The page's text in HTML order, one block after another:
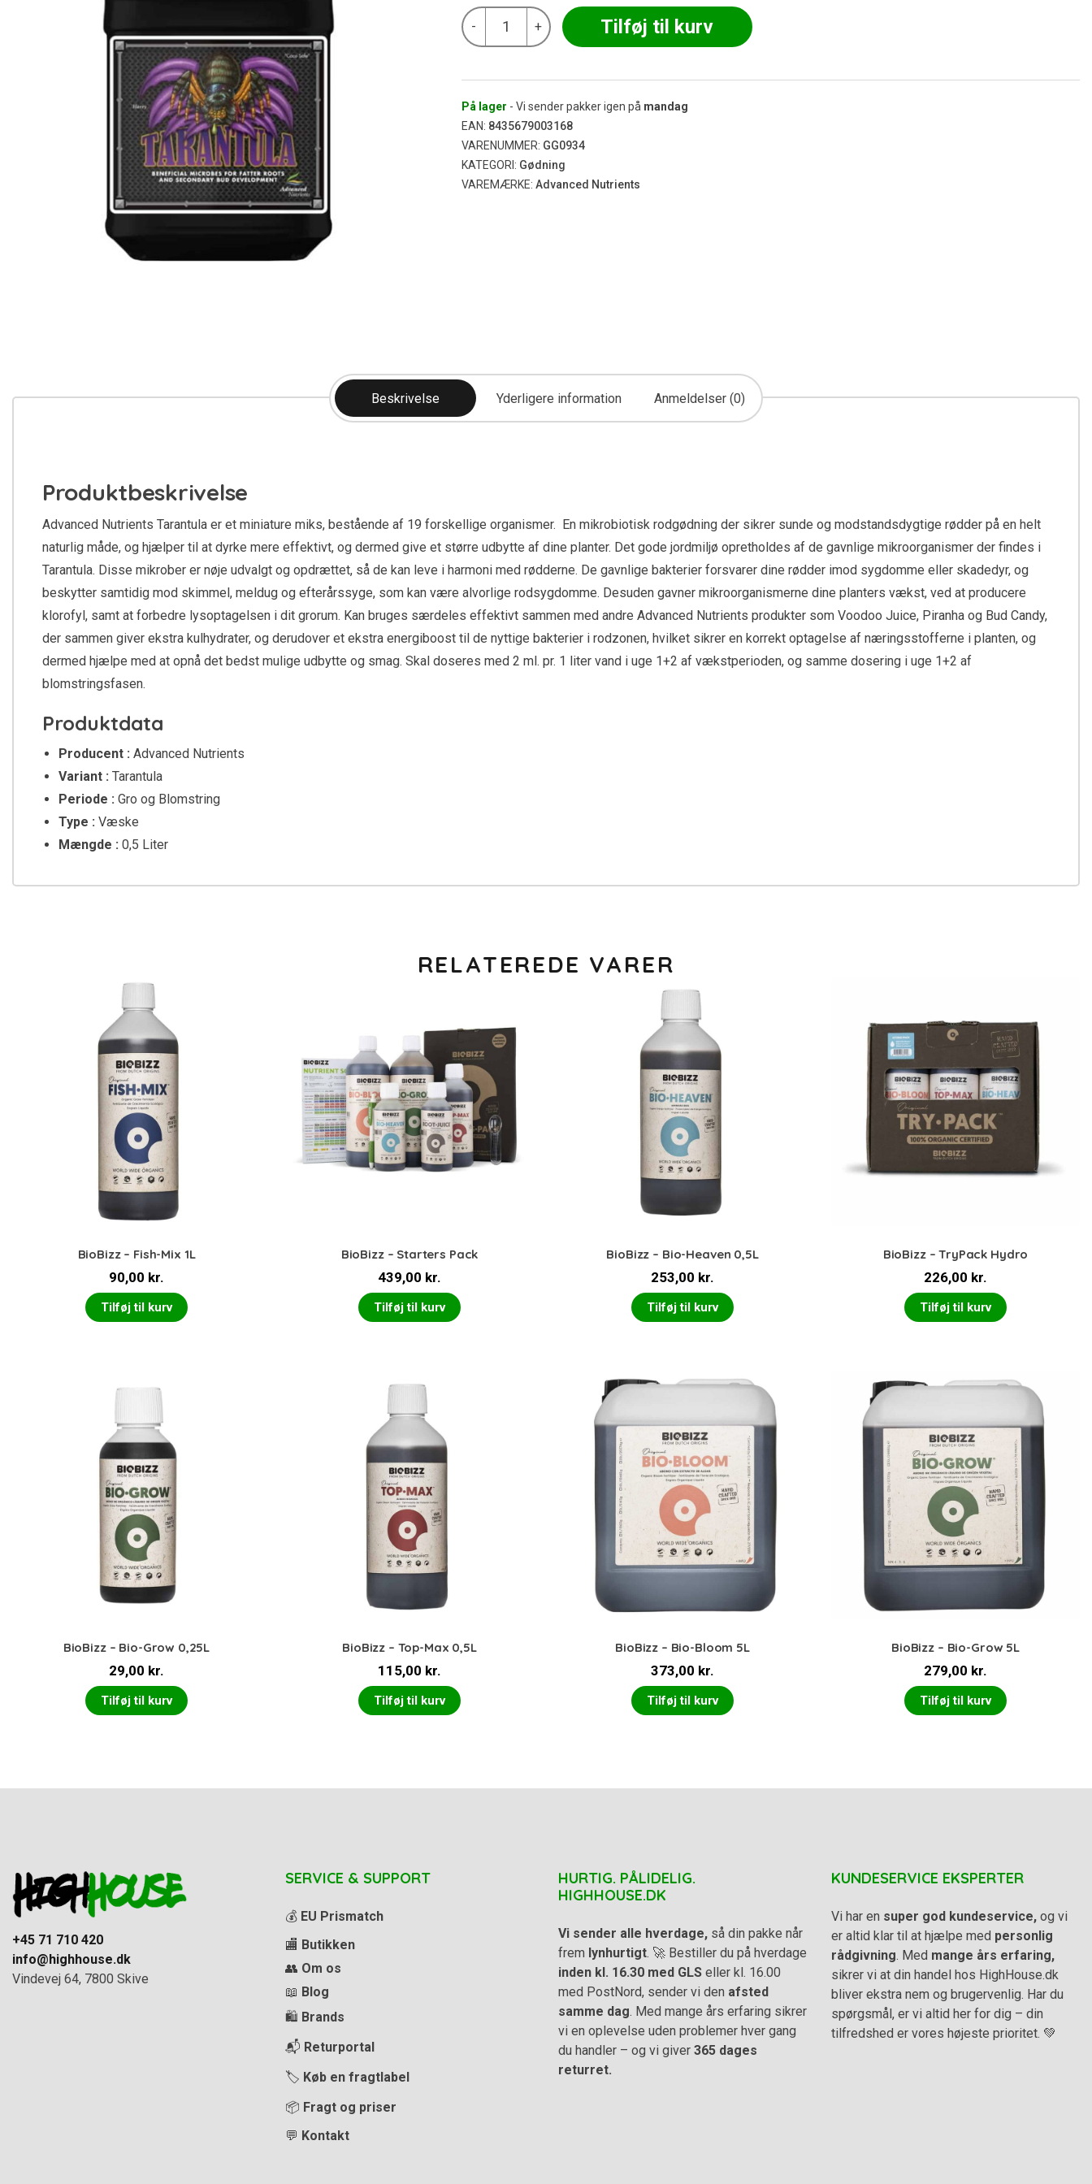
-
Advanced
Nutrients
-
+ Tilføj til kurv
På lager - Vi sender pakker igen på mandag
EAN: 8435679003168
VARENUMMER: GG0934
KATEGORI: Gødning
VAREMÆRKE: Advanced Nutrients
Beskrivelse Yderligere information Anmeldelser (0)
Produktbeskrivelse
Advanced Nutrients Tarantula er et miniature miks, bestående af 19 forskellige organismer. En mikrobiotisk rodgødning der sikrer sunde og modstandsdygtige rødder på en helt
naturlig måde, og hjælper til at dyrke mere effektivt, og dermed give et større udbytte af dine planter. Det gode jordmiljø opretholdes af de gavnlige mikroorganismer der findes i
Tarantula. Disse mikrober er nøje udvalgt og opdrættet, så de kan leve i harmoni med rødderne. De gavnlige bakterier forsvarer dine rødder imod sygdomme eller skadedyr, og
beskytter samtidig mod skimmel, meldug og efterårssyge, som kan være alvorlige rodsygdomme. Desuden gavner mikroorganismerne dine planters vækst, ved at producere
klorofyl, samt at forbedre lysoptagelsen i dit grorum. Kan bruges særdeles effektivt sammen med andre Advanced Nutrients produkter som Voodoo Juice, Piranha og Bud Candy,
der sammen giver ekstra kulhydrater, og derudover et ekstra energiboost til de nyttige bakterier i rodzonen, hvilket sikrer en korrekt optagelse af næringsstofferne i planten, og
dermed hjælpe med at opnå det bedst mulige udbytte og smag. Skal doseres med 2 ml. pr. 1 liter vand i uge 1+2 af vækstperioden, og samme dosering i uge 1+2 af
blomstringsfasen.
Produktdata
Producent : Advanced Nutrients
Variant : Tarantula
Periode : Gro og Blomstring
Type : Væske
Mængde : 0,5 Liter
RELATEREDE VARER
BioBizz – Fish-Mix 1L
90,00 kr.
Tilføj til kurv
BioBizz – Starters Pack
439,00 kr.
Tilføj til kurv
BioBizz – Bio-Heaven 0,5L
253,00 kr.
Tilføj til kurv
BioBizz – TryPack Hydro
226,00 kr.
Tilføj til kurv
BioBizz – Bio-Grow 0,25L
29,00 kr.
Tilføj til kurv
BioBizz – Top-Max 0,5L
115,00 kr.
Tilføj til kurv
BioBizz – Bio-Bloom 5L
373,00 kr.
Tilføj til kurv
BioBizz – Bio-Grow 5L
279,00 kr.
Tilføj til kurv
+45 71 710 420
info@highhouse.dk
Vindevej 64, 7800 Skive
SERVICE & SUPPORT
💰 EU Prismatch
🏬 Butikken
👥 Om os
📖 Blog
🛍️ Brands
📬 Returportal
🏷️ Køb en fragtlabel
📦 Fragt og priser
💬 Kontakt
HURTIG. PÅLIDELIG.
HIGHHOUSE.DK
Vi sender alle hverdage, så din pakke når
frem lynhurtigt. 🚀 Bestiller du på hverdage
inden kl. 16.30 med GLS eller kl. 16.00
med PostNord, sender vi den afsted
samme dag. Med mange års erfaring sikrer
vi en oplevelse uden problemer hver gang
du handler – og vi giver 365 dages
returret.
KUNDESERVICE EKSPERTER
Vi har en super god kundeservice, og vi
er altid klar til at hjælpe med personlig
rådgivning. Med mange års erfaring,
sikrer vi at din handel hos HighHouse.dk
bliver ekstra nem og brugervenlig. Har du
spørgsmål, er vi altid her for dig – din
tilfredshed er vores højeste prioritet. 💚